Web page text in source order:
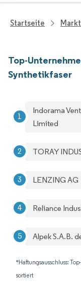
Startseite
Top-
Synthetikfaser
Indorama
Limited
TORAY
LENZING AG
Reliance
Alpek S.A.B.
*Haftungsausschluss:
sortiert